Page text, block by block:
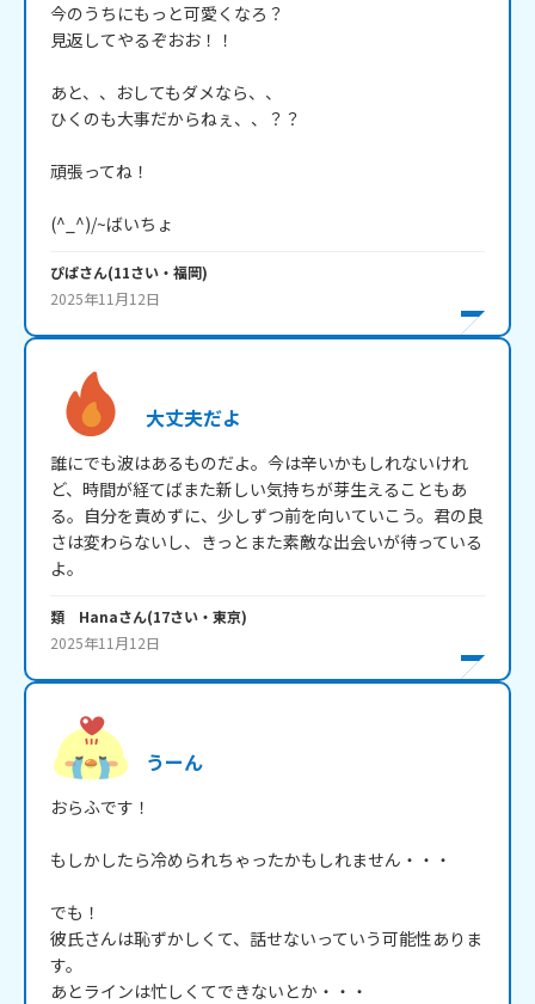
今のうちにもっと可愛くなろ？
見返してやるぞおお！！
あと、、おしてもダメなら、、
ひくのも大事だからねぇ、、？？
頑張ってね！
(^_^)/~ばいちょ
ぴぱさん(11さい・ 福岡)
2025年11月12日
大丈夫だよ
誰にでも波はあるものだよ。今は辛いかもしれないけれ
ど、時間が経てばまた新しい気持ちが芽生えることもあ
る。自分を責めずに、少しずつ前を向いていこう。君の良
さは変わらないし、きっとまた素敵な出会いが待っている
よ。
類 Hanaさん(17さい・ 東京)
2025年11月12日
うーん
おらふです！
もしかしたら冷められちゃったかもしれません・・・
でも！
彼氏さんは恥ずかしくて、話せないっていう可能性ありま
す。
あとラインは忙しくてできないとか・・・